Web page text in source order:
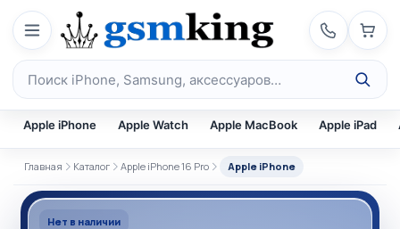
Перейти к содержимому
Поиск по каталогу
Apple iPhone Apple Watch Apple MacBook Apple iPad
Главная Каталог Apple iPhone 16 Pro Apple iPhone
Нет в наличии